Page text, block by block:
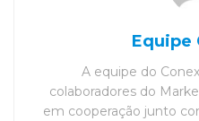
Equipe
A equipe do
colaboradores do
em cooperação junto